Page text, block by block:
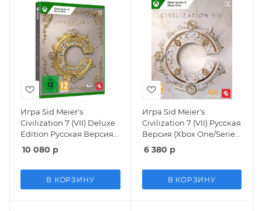
Игра Sid Meier's
Civilization 7 (VII) Deluxe
Edition Русская Версия
(Xbox One/Series X)
10 080 р
В КОРЗИНУ
Игра Sid Meier's
Civilization 7 (VII) Русская
Версия (Xbox One/Series
X)
6 380 р
В КОРЗИНУ